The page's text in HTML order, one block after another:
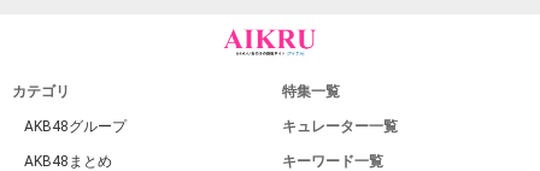
カテゴリ
AKB48グループ
AKB48まとめ
特集一覧
キュレーター一覧
キーワード一覧